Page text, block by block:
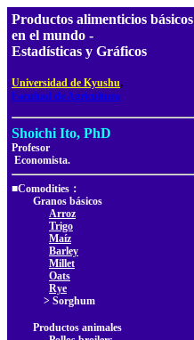
Productos alimenticios básicos
en el mundo -
Estadísticas y Gráficos
Universidad de Kyushu,
Facultad de Agricultura
Shoichi Ito, PhD
Profesor
Economista.
■Comodities：
Granos básicos
Arroz
Trigo
Maíz
Barley
Millet
Oats
Rye
> Sorghum
Productos animales